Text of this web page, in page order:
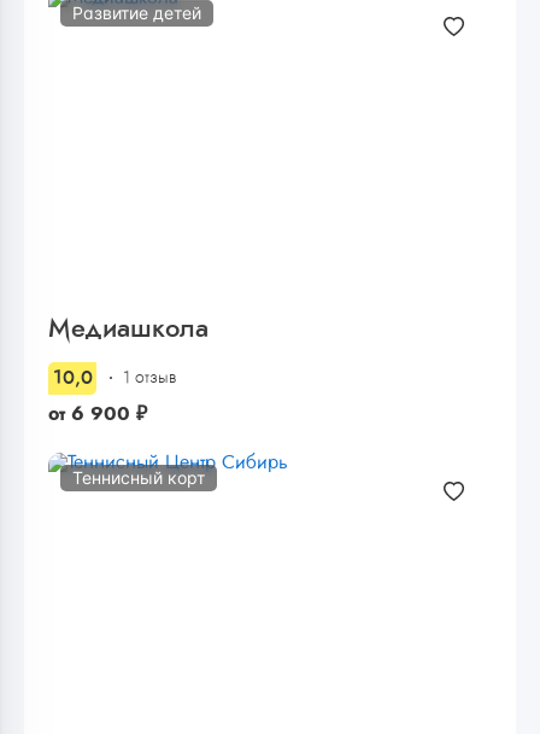
Развитие детей
Медиашкола
10,0 1 отзыв
от 6 900 ₽
Теннисный корт